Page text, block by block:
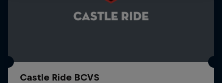
Castle Ride BCVS